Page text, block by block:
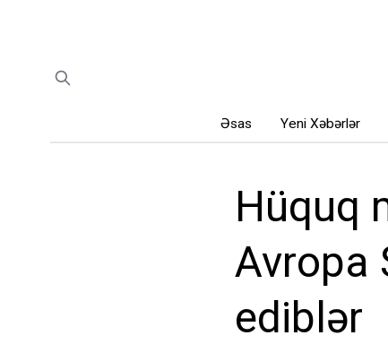
Əsas Yeni Xəbərlər
Hüquq
Avropa
ediblər